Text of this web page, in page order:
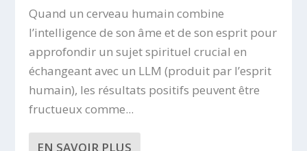
Quand un cerveau humain combine
l’intelligence de son âme et de son esprit pour
approfondir un sujet spirituel crucial en
échangeant avec un LLM (produit par l’esprit
humain), les résultats positifs peuvent être
fructueux comme...
EN SAVOIR PLUS